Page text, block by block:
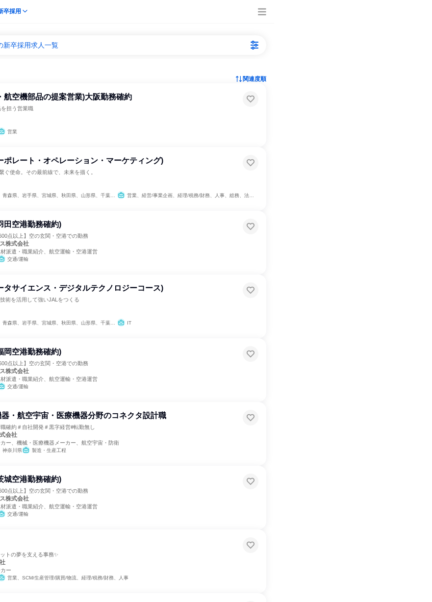
卒採用
新卒採用求人一覧
関連度順
航空機部品の提案営業)大阪勤務確約
担う営業職
営業
ポレート・オペレーション・マーケティング)
ぐ使命。その最前線で、未来を描く。
田県、山形県、千葉県、東京都、新潟県、石川県、長野県、愛知県、大阪府、和歌山県、島根県、岡山県、広島県、山口県、徳島県、香川県、愛媛県、高知県、福岡県、長崎県、熊本県、大分県、宮崎県、鹿児島県、沖縄県 営業、経営/事業企画、経理/税務/財務、人事、総務、法務/知財、広報/IR、商品企画、マーケティング・広告・宣伝、カスタマーサポート/コールセンター
田空港勤務確約)
点以上】空の玄関・空港での勤務
株式会社
派遣・職業紹介、航空運輸・空港運営
交通/運輸
タサイエンス・デジタルテクノロジーコース)
術を活用して強いJALをつくる
田県、山形県、千葉県、東京都、新潟県、石川県、長野県、愛知県、大阪府、和歌山県、島根県、岡山県、広島県、山口県、徳島県、香川県、愛媛県、高知県、福岡県、長崎県、熊本県、大分県、宮崎県、鹿児島県、沖縄県 IT
岡空港勤務確約)
点以上】空の玄関・空港での勤務
株式会社
派遣・職業紹介、航空運輸・空港運営
交通/運輸
・航空宇宙・医療機器分野のコネクタ設計職
確約＃自社開発＃黒字経営#転勤無し
会社
ー、機械・医療機器メーカー、航空宇宙・防衛
神奈川県 製造・生産工程
城空港勤務確約)
点以上】空の玄関・空港での勤務
株式会社
派遣・職業紹介、航空運輸・空港運営
交通/運輸
トの夢を支える事務✨
ー
営業、SCM/生産管理/購買/物流、経理/税務/財務、人事